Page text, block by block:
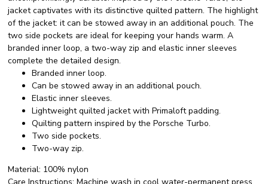
jacket captivates with its distinctive quilted pattern. The highlight
of the jacket: it can be stowed away in an additional pouch. The
two side pockets are ideal for keeping your hands warm. A
branded inner loop, a two-way zip and elastic inner sleeves
complete the detailed design.
Branded inner loop.
Can be stowed away in an additional pouch.
Elastic inner sleeves.
Lightweight quilted jacket with Primaloft padding.
Quilting pattern inspired by the Porsche Turbo.
Two side pockets.
Two-way zip.
Material: 100% nylon
Care Instructions:Machine wash in cool water-permanent press